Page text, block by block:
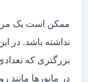
ممکن است یک
نداشته باشد. در
بزرگتری که
در مانور‌ها